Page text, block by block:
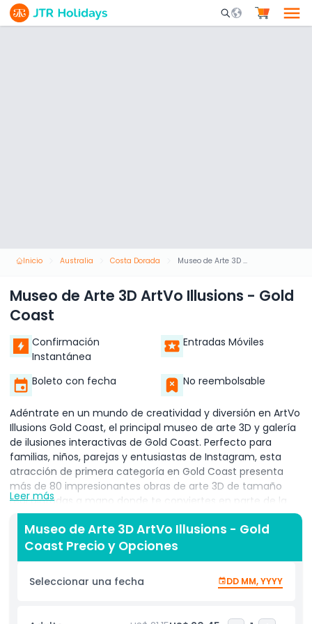
Mobile Search
Inicio Australia Costa Dorada Museo de Arte 3D ArtVo Illusions - Gold Coast
Museo de Arte 3D ArtVo Illusions - Gold
Coast
Confirmación
Instantánea
Entradas Móviles
Boleto con fecha No reembolsable
Adéntrate en un mundo de creatividad y diversión en ArtVo
Illusions Gold Coast, el principal museo de arte 3D y galería
de ilusiones interactivas de Gold Coast. Perfecto para
familias, niños, parejas y entusiastas de Instagram, esta
atracción de primera categoría en Gold Coast presenta
más de 80 impresionantes obras de arte 3D de tamaño
real pintadas a mano donde te conviertes en parte de la
magia posando con tiburones en escenas submarinas,
luchando contra dragones en reinos fantásticos, surfeando
olas gigantes o vagando por bosques encantados para
oportunidades fotográficas inolvidables. Diseñado para
todas las edades, ArtVo Illusions anima a tocar, interactuar
y tomar fotos dignas de Instagram en cada esquina,
de las galerías tradicionales, esta experiencia artística
Leer más
Museo de Arte 3D ArtVo Illusions - Gold
Coast Precio y Opciones
Seleccionar una fecha DD MM, YYYY